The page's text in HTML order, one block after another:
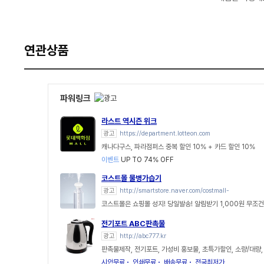
연관상품
파워링크
라스트 역시즌 위크
광고 https://department.lotteon.com
캐나다구스, 파라점퍼스 중복 할인 10% + 카드 할인 10%
이벤트 UP TO 74% OFF
코스트몰 물병가습기
광고 http://smartstore.naver.com/costmall-
코스트몰은 쇼핑몰 성지! 당일발송! 알림받기 1,000원 무조
전기포트 ABC판촉물
광고 http://abc777.kr
판촉물제작, 전기포트, 가성비 홍보물, 초특가할인, 소량/대량
시안무료
인쇄무료 배송무료 전국최저가